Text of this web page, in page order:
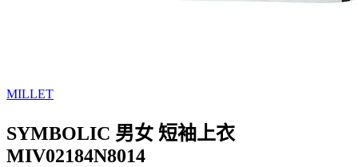
MILLET
SYMBOLIC 男女 短袖上衣
MIV02184N8014